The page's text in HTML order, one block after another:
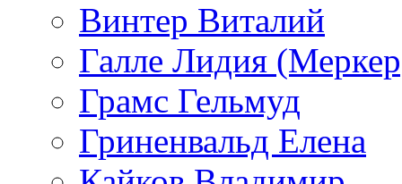
Винтер Виталий
Галле Лидия
Грамс Гельмуд
Гриненвальд Елена